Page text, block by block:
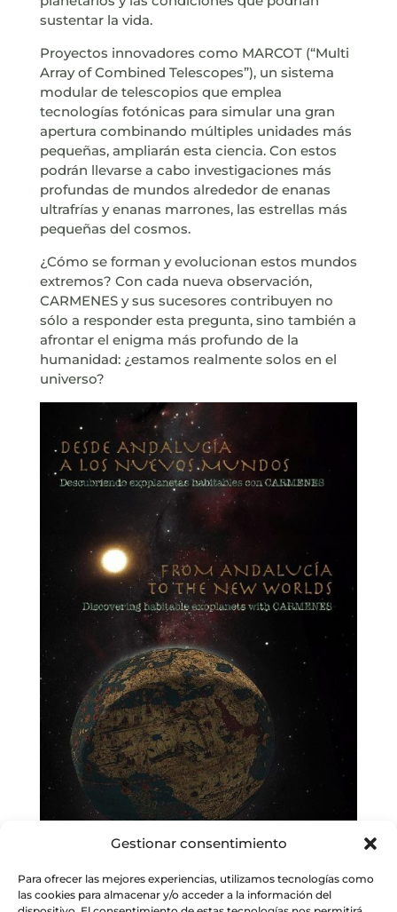
Gestionar consentimiento
Para ofrecer las mejores experiencias, utilizamos tecnologías como
las cookies para almacenar y/o acceder a la información del
sustentar la vida.
Proyectos innovadores como MARCOT (“Multi
Array of Combined Telescopes”), un sistema
modular de telescopios que emplea
tecnologías fotónicas para simular una gran
apertura combinando múltiples unidades más
pequeñas, ampliarán esta ciencia. Con estos
podrán llevarse a cabo investigaciones más
profundas de mundos alrededor de enanas
ultrafrías y enanas marrones, las estrellas más
pequeñas del cosmos.
¿Cómo se forman y evolucionan estos mundos
extremos? Con cada nueva observación,
CARMENES y sus sucesores contribuyen no
sólo a responder esta pregunta, sino también a
afrontar el enigma más profundo de la
humanidad: ¿estamos realmente solos en el
universo?